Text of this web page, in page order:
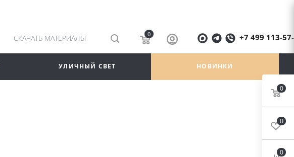
СКАЧАТЬ МАТЕРИАЛЫ 0 +7 499 113-
УЛИЧНЫЙ СВЕТ НОВИНКИ
0
0
0